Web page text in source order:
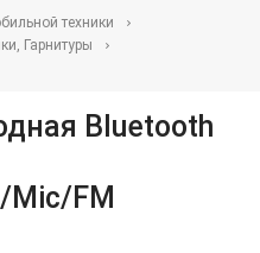
техники
Гарнитуры
Bluetooth
Mic/FM